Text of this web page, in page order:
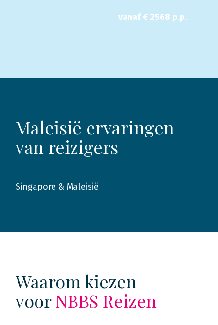
vanaf € 2568 p.p.
Maleisië ervaringen
van reizigers
2017
Singapore & Maleisië
Waarom kiezen
voorNBBS Reizen